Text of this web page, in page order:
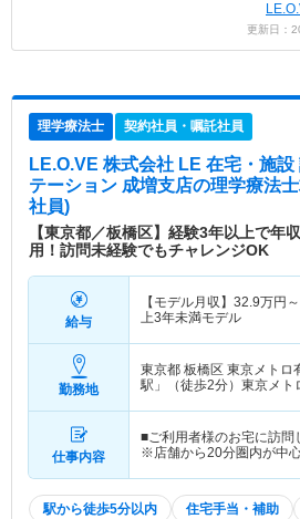
更新日：
理学療法士 契約社員・嘱託社員
LE.O.VE 株式会社 LE 在宅・施
テーション 成増支店の理学療法
社員)
【東京都／板橋区】経験3年以上で年
用！訪問未経験でもチャレンジOK
給与
【モデル月収】 32.9万円～
上3年未満モデル
勤務地
東京都 板橋区 東京メトロ
駅」（徒歩2分）東京メト
仕事内容
■ご利用者様のお宅に訪問
※店舗から20分圏内が中
駅から徒歩5分以内 住宅手当・補助